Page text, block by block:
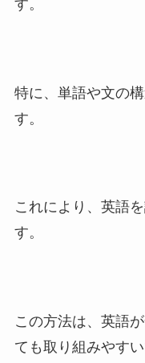
す。
特に、単語や文の
す。
これにより、英語
す。
この方法は、英語
ても取り組みやすい